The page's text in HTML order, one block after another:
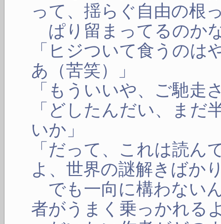
って、揺らぐ自由の根
ぱり留まってるのか
「ヒジついて食うのは
あ（苦笑）」
「もういいや、ご馳走
「どしたんだい、まだ
いか」
「だって、これは読ん
よ、世界の謎解きばか
でも一向に構わない
者がうまく乗っかれる